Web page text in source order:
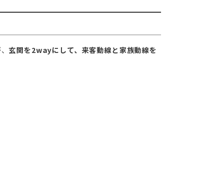
玄関を2wayにして、来客動線と家族動線を